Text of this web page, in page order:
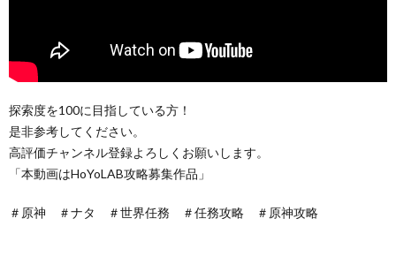
探索度を100に目指している方！
是非参考してください。
高評価チャンネル登録よろしくお願いします。
「本動画はHoYoLAB攻略募集作品」
＃原神 ＃ナタ ＃世界任務 ＃任務攻略 ＃原神攻略